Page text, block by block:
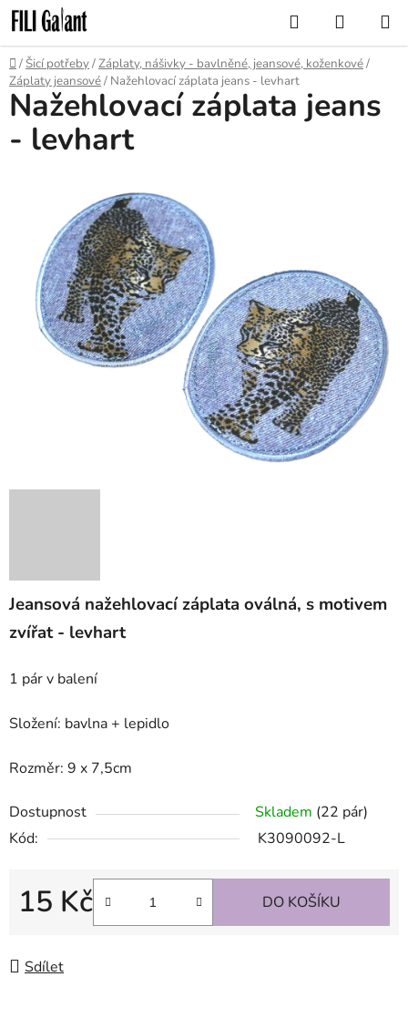
Přejít
na
obsah
Hledat
KOŠÍK
Domů
/Šicí potřeby/Záplaty, nášivky - bavlněné, jeansové, koženkové/
Záplaty jeansové/ Nažehlovací záplata jeans - levhart
Jeansová nažehlovací záplata oválná, s motivem
zvířat - levhart
1 pár v balení
Složení: bavlna + lepidlo
Rozměr: 9 x 7,5cm
Dostupnost Skladem (22 pár)
Kód:
K3090092-L
15 Kč
Měrná cena:
DO KOŠÍKU
Sdílet
Nažehlovací záplata jeans
- levhart